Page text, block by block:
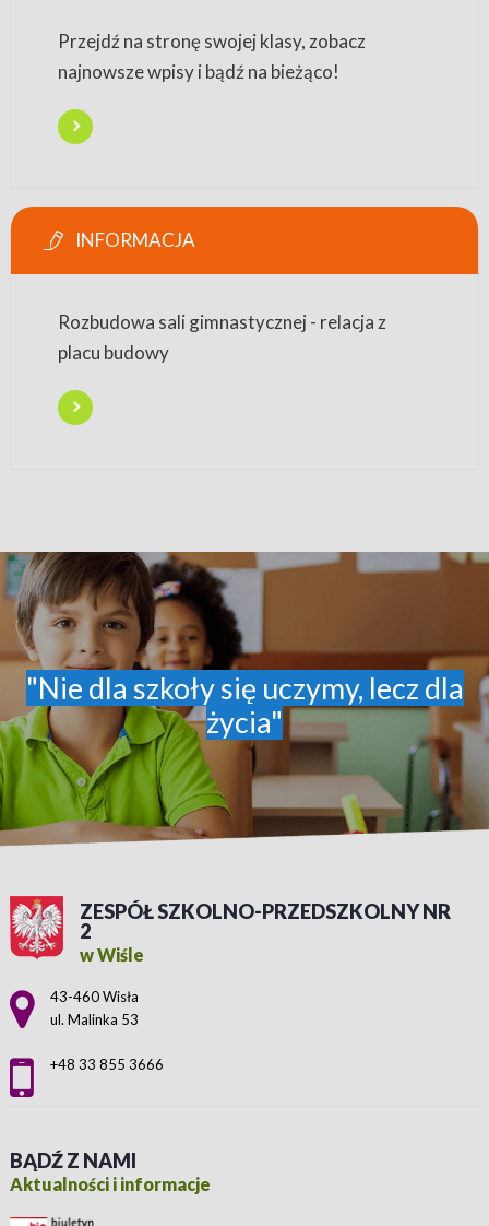
Przejdź na stronę swojej klasy, zobacz
najnowsze wpisy i bądź na bieżąco!
INFORMACJA
Rozbudowa sali gimnastycznej - relacja z
placu budowy
"Nie dla szkoły się uczymy, lecz dla
życia"
ZESPÓŁ SZKOLNO-PRZEDSZKOLNY NR
2
w Wiśle
Adres pocztowy:
43-460 Wisła
ul. Malinka 53
+48 33 855 3666
BĄDŹ Z NAMI
Aktualności i informacje